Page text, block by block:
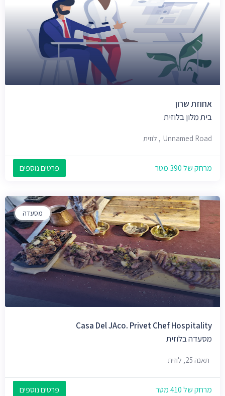
אחוזת שרון
בית מלון בלוזית
Unnamed Road, לוזית
מרחק של 390 מטר פרטים נוספים
מסעדה
Casa Del JAco. Privet Chef Hospitality
מסעדה בלוזית
תאנה 25, לוזית
מרחק של 410 מטר פרטים נוספים